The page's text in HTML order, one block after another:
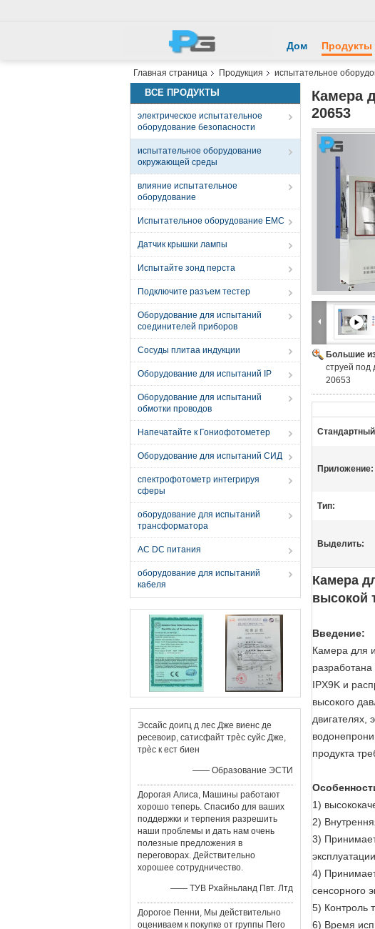
Дом Продукты
Главная страница Продукция испытательное
ВСЕ ПРОДУКТЫ
электрическое испытательное
оборудование безопасности
испытательное оборудование
окружающей среды
влияние испытательное
оборудование
Испытательное оборудование EMC
Датчик крышки лампы
Испытайте зонд перста
Подключите разъем тестер
Оборудование для испытаний
соединителей приборов
Сосуды плитаа индукции
Оборудование для испытаний IP
Оборудование для испытаний
обмотки проводов
Напечатайте к Гониофотометер
Оборудование для испытаний СИД
спектрофотометр интегрируя
сферы
оборудование для испытаний
трансформатора
AC DC питания
оборудование для испытаний
кабеля
Эссайс доигц д лес Дже виенс де
ресевоир, сатисфайт трèс суйс Дже,
трèс к ест биен
—— Образование ЭСТИ
Дорогая Алиса, Машины работают
хорошо теперь. Спасибо для ваших
поддержки и терпения разрешить
наши проблемы и дать нам очень
полезные предложения в
переговорах. Действительно
хорошее сотрудничество.
—— ТУВ Рхайньланд Пвт. Лтд
Дорогое Пенни, Мы действительно
оцениваем к покупке от группы Пего
Камера
20653
Большие
струей под
20653
Приложение:
Тип:
Выделить:
Камера
высокой
Введение:
Камера для
IPX9K и
высокого
двигателях,
продукта
1)
2)
3)
4)
сенсорного
5) Контроль
6) Время